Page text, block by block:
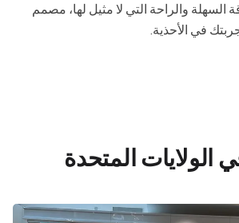
السهلة والراحة التي لا مثيل لها، مصمم
في الأحذية.
الولايات المتحدة